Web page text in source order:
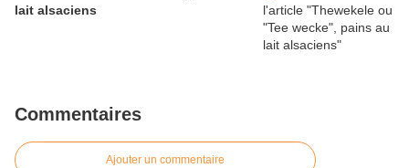
lait alsaciens
Commentaires
Ajouter un commentaire